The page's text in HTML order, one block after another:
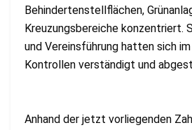
Behindertenstellflächen,
Kreuzungsbereiche konzentriert.
und Vereinsführung hatten sich
Kontrollen verständigt und
Anhand der jetzt vorliegenden